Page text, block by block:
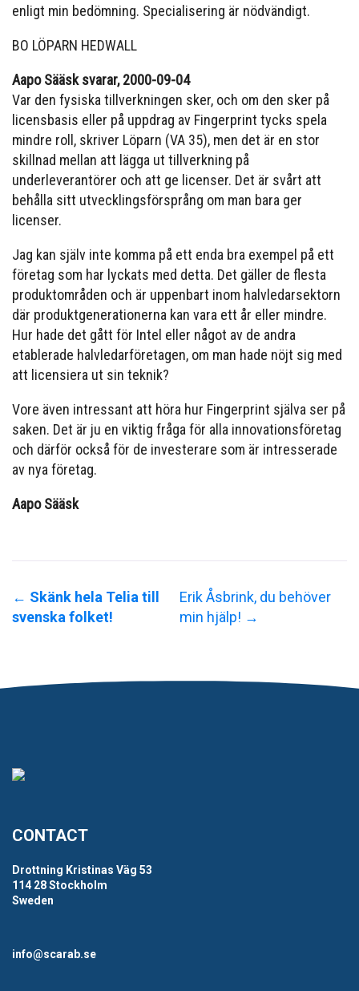
enligt min bedömning. Specialisering är nödvändigt.
BO LÖPARN HEDWALL
Aapo Sääsk svarar, 2000-09-04
Var den fysiska tillverkningen sker, och om den sker på
licensbasis eller på uppdrag av Fingerprint tycks spela
mindre roll, skriver Löparn (VA 35), men det är en stor
skillnad mellan att lägga ut tillverkning på
underleverantörer och att ge licenser. Det är svårt att
behålla sitt utvecklingsförsprång om man bara ger
licenser.
Jag kan själv inte komma på ett enda bra exempel på ett
företag som har lyckats med detta. Det gäller de flesta
produktområden och är uppenbart inom halvledarsektorn
där produktgenerationerna kan vara ett år eller mindre.
Hur hade det gått för Intel eller något av de andra
etablerade halvledarföretagen, om man hade nöjt sig med
att licensiera ut sin teknik?
Vore även intressant att höra hur Fingerprint själva ser på
saken. Det är ju en viktig fråga för alla innovationsföretag
och därför också för de investerare som är intresserade
av nya företag.
Aapo Sääsk
← Skänk hela Telia till
svenska folket!
Erik Åsbrink, du behöver
min hjälp! →
CONTACT
Drottning Kristinas Väg 53
114 28 Stockholm
Sweden
info@scarab.se